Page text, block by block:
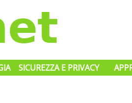
SICUREZZA E PRIVACY